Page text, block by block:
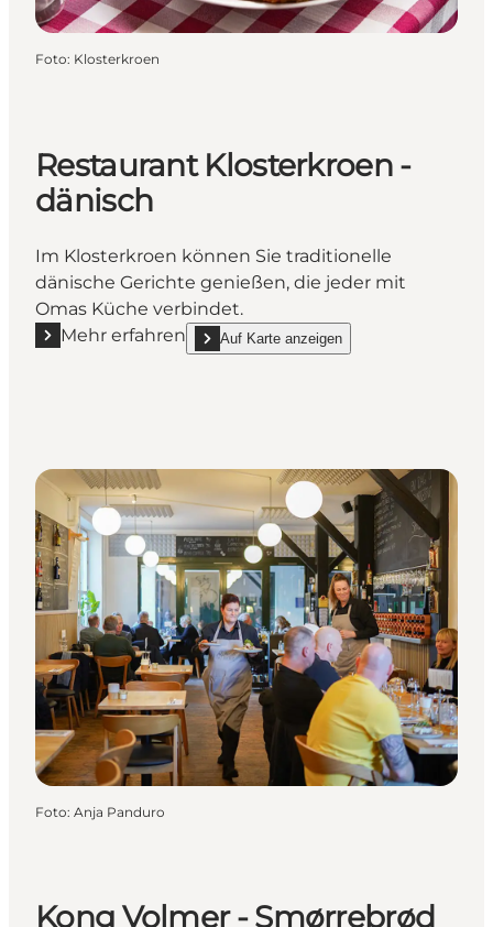
Foto: Klosterkroen
Restaurant Klosterkroen -
dänisch
Im Klosterkroen können Sie traditionelle
dänische Gerichte genießen, die jeder mit
Omas Küche verbindet.
Mehr erfahren
Mehr erfahren "Restaurant Klosterkroen - dänisch"
Auf Karte anzeigen
show Restaurant Klosterkroen - dänisch
Foto: Anja Panduro
Kong Volmer - Smørrebrød